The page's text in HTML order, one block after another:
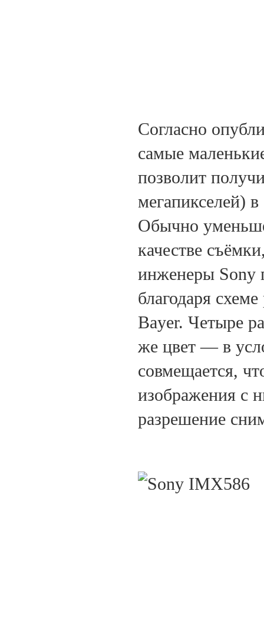
Согласно
самые
позволит
мегапикселей)
Обычно
качестве
инженеры Sony
благодаря
Bayer. Четыре
же цвет — в
совмещается,
изображения с
разрешение